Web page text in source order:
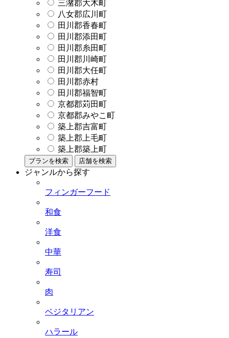
三潴郡大木町
八女郡広川町
田川郡香春町
田川郡添田町
田川郡糸田町
田川郡川崎町
田川郡大任町
田川郡赤村
田川郡福智町
京都郡苅田町
京都郡みやこ町
築上郡吉富町
築上郡上毛町
築上郡築上町
プランを検索 店舗を検索
ジャンルから探す
フィンガーフード
和食
洋食
中華
寿司
肉
ベジタリアン
ハラール